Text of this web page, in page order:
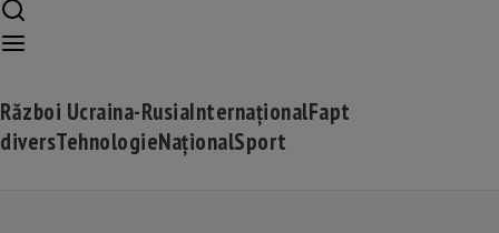
Război Ucraina-RusiaInternaționalFapt
diversTehnologieNaționalSport